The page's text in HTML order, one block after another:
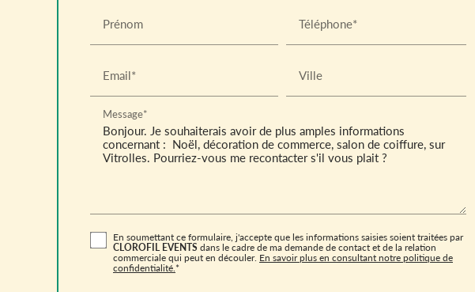
Prénom Téléphone*
Email* Ville
Message*
En soumettant ce formulaire, j'accepte que les informations saisies soient traitées par
CLOROFIL EVENTS dans le cadre de ma demande de contact et de la relation
commerciale qui peut en découler. En savoir plus en consultant notre politique de
confidentialité.*